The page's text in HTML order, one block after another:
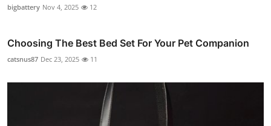
bigbattery Nov 4, 2025 12
Choosing The Best Bed Set For Your Pet Companion
catsnus87 Dec 23, 2025 11